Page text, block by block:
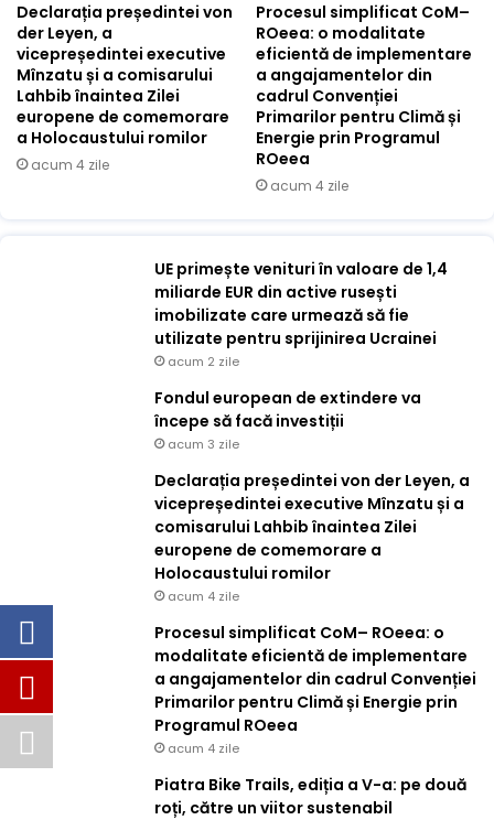
Declarația președintei von
der Leyen, a
vicepreședintei executive
Mînzatu și a comisarului
Lahbib înaintea Zilei
europene de comemorare
a Holocaustului romilor
acum 4 zile
Procesul simplificat CoM–
ROeea: o modalitate
eficientă de implementare
a angajamentelor din
cadrul Convenției
Primarilor pentru Climă și
Energie prin Programul
ROeea
acum 4 zile
UE primește venituri în valoare de 1,4
miliarde EUR din active rusești
imobilizate care urmează să fie
utilizate pentru sprijinirea Ucrainei
acum 2 zile
Fondul european de extindere va
începe să facă investiții
acum 3 zile
Declarația președintei von der Leyen, a
vicepreședintei executive Mînzatu și a
comisarului Lahbib înaintea Zilei
europene de comemorare a
Holocaustului romilor
acum 4 zile
Procesul simplificat CoM– ROeea: o
modalitate eficientă de implementare
a angajamentelor din cadrul Convenției
Primarilor pentru Climă și Energie prin
Programul ROeea
acum 4 zile
Piatra Bike Trails, ediția a V-a: pe două
roți, către un viitor sustenabil